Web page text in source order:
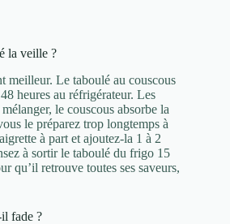
la veille ?
meilleur. Le taboulé au couscous
heures au réfrigérateur. Les
le couscous absorbe la
le préparez trop longtemps à
à part et ajoutez-la 1 à 2
à sortir le taboulé du frigo 15
qu’il retrouve toutes ses saveurs,
fade ?